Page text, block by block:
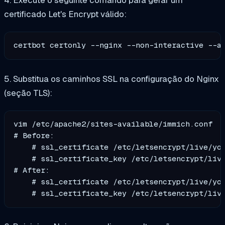
certificado Let's Encrypt válido:
certbot certonly --nginx --non-interactive --
5. Substitua os caminhos SSL na configuração do Nginx
(seção TLS):
vim /etc/apache2/sites-available/immich.conf
# Before:
# ssl_certificate /etc/letsencrypt/live/
# ssl_certificate_key /etc/letsencrypt/
# After:
# ssl_certificate /etc/letsencrypt/live/